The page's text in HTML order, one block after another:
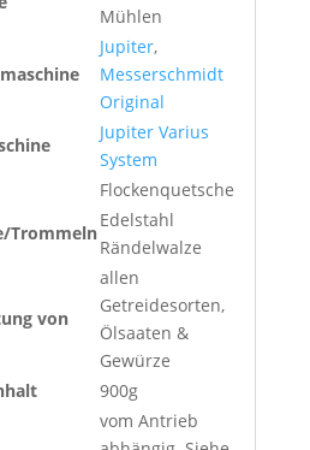
Mühlen
Jupiter,
Messerschmidt
Original
Jupiter Varius
System
Flockenquetsche
Trommeln
Edelstahl
Rändelwalze
von
allen
Getreidesorten,
Ölsaaten &
Gewürze
900g
vom Antrieb